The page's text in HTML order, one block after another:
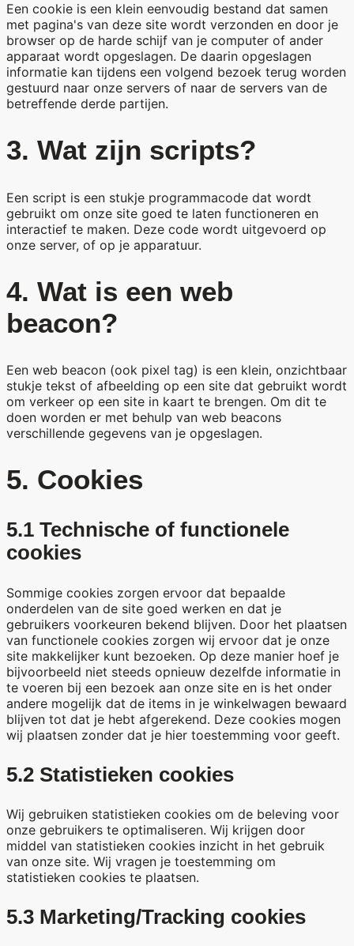
Een cookie is een klein eenvoudig bestand dat samen
met pagina's van deze site wordt verzonden en door je
browser op de harde schijf van je computer of ander
apparaat wordt opgeslagen. De daarin opgeslagen
informatie kan tijdens een volgend bezoek terug worden
gestuurd naar onze servers of naar de servers van de
betreffende derde partijen.
3. Wat zijn scripts?
Een script is een stukje programmacode dat wordt
gebruikt om onze site goed te laten functioneren en
interactief te maken. Deze code wordt uitgevoerd op
onze server, of op je apparatuur.
4. Wat is een web
beacon?
Een web beacon (ook pixel tag) is een klein, onzichtbaar
stukje tekst of afbeelding op een site dat gebruikt wordt
om verkeer op een site in kaart te brengen. Om dit te
doen worden er met behulp van web beacons
verschillende gegevens van je opgeslagen.
5. Cookies
5.1 Technische of functionele
cookies
Sommige cookies zorgen ervoor dat bepaalde
onderdelen van de site goed werken en dat je
gebruikers voorkeuren bekend blijven. Door het plaatsen
van functionele cookies zorgen wij ervoor dat je onze
site makkelijker kunt bezoeken. Op deze manier hoef je
bijvoorbeeld niet steeds opnieuw dezelfde informatie in
te voeren bij een bezoek aan onze site en is het onder
andere mogelijk dat de items in je winkelwagen bewaard
blijven tot dat je hebt afgerekend. Deze cookies mogen
wij plaatsen zonder dat je hier toestemming voor geeft.
5.2 Statistieken cookies
Wij gebruiken statistieken cookies om de beleving voor
onze gebruikers te optimaliseren. Wij krijgen door
middel van statistieken cookies inzicht in het gebruik
van onze site. Wij vragen je toestemming om
statistieken cookies te plaatsen.
5.3 Marketing/Tracking cookies